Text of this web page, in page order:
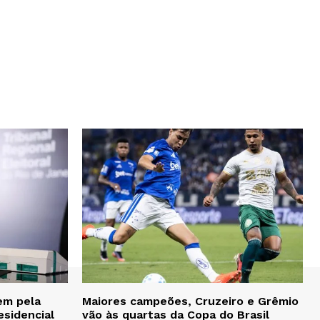
pela
Maiores campeões, Cruzeiro e Grêmio
vão às quartas da Copa do Brasil